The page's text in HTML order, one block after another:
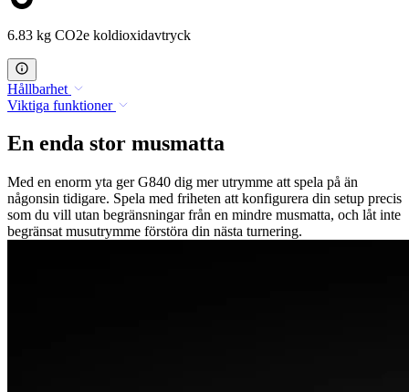
6.83 kg CO2e koldioxidavtryck
Hållbarhet
Viktiga funktioner
En enda stor musmatta
Med en enorm yta ger G840 dig mer utrymme att spela på än
någonsin tidigare. Spela med friheten att konfigurera din setup precis
som du vill utan begränsningar från en mindre musmatta, och låt inte
begränsat musutrymme förstöra din nästa turnering.